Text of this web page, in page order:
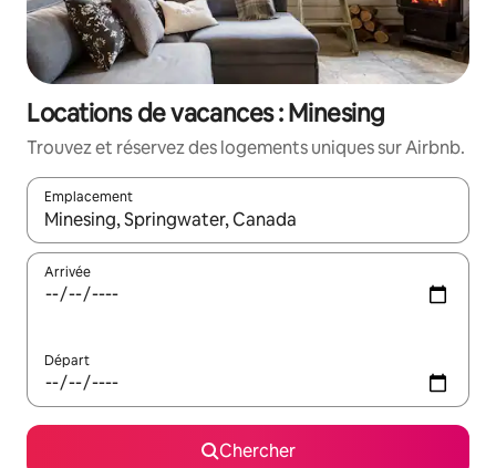
Locations de vacances : Minesing
Trouvez et réservez des logements uniques sur Airbnb.
Emplacement
Quand les résultats sont affichés, parcourez-les en utilisant
Arrivée
Départ
Chercher